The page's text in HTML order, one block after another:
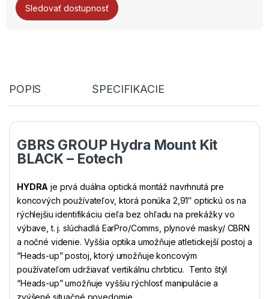
Sledovať dostupnosť
POPIS ŠPECIFIKÁCIE
GBRS GROUP Hydra Mount Kit
BLACK – Eotech
HYDRA je prvá duálna optická montáž navrhnutá pre
koncových používateľov, ktorá ponúka 2,91″ optickú os na
rýchlejšiu identifikáciu cieľa bez ohľadu na prekážky vo
výbave, t. j. slúchadlá EarPro/Comms, plynové masky/ CBRN
a nočné videnie. Vyššia optika umožňuje atletickejší postoj a
“Heads-up” postoj, ktorý umožňuje koncovým
používateľom udržiavať vertikálnu chrbticu. Tento štýl
“Heads-up” umožňuje vyššiu rýchlosť manipulácie a
zvýšené situačné povedomie.